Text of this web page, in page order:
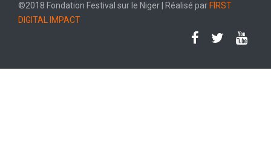
©2018 Fondation Festival sur le Niger | Réalisé par FIRST
DIGITAL IMPACT